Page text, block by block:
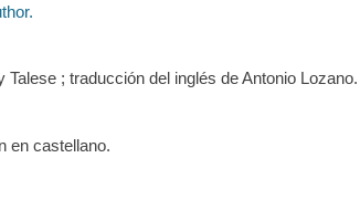
Talese ; traducción del inglés de Antonio Lozano.
en castellano.